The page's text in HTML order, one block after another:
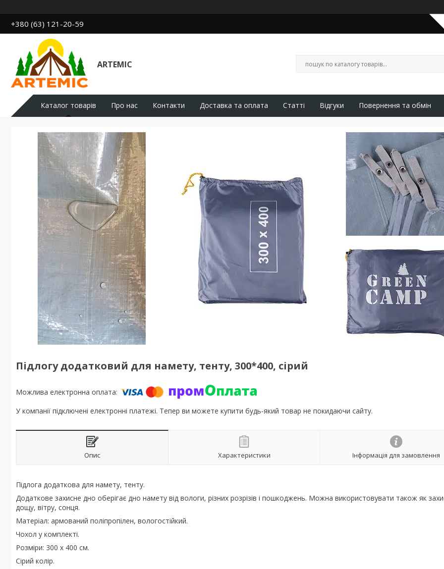
+380 (63) 121-20-59
ARTEMIC
Каталог товарів Про нас Контакти Доставка та оплата Статті Відгуки Повернення та обмін
Підлогу додатковий для намету, тенту, 300*400, сірий
У компанії підключені електронні платежі. Тепер ви можете купити будь-який товар не покидаючи сайту.
Опис Характеристики Інформація для замовлення
Підлога додаткова для намету, тенту.
Додаткове захисне дно оберігає дно намету від вологи, різних розрізів і пошкоджень. Можна використовувати також як
дощу, вітру, сонця.
Матеріал: армований поліпропілен, вологостійкий.
Чохол у комплекті.
Розміри: 300 х 400 см.
Сірий колір.